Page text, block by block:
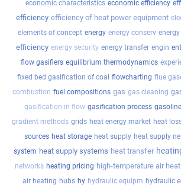
economic characteristics economic efficiency
efficiency efficiency of heat power equipment
elements of concept energy energy conserv
efficiency energy security energy transfer engin
flow gasifiers equilibrium thermodynamics
fixed bed gasification of coal flowcharting flue
combustion fuel compositions gas gas cleaning
gasification in flow gasification process gasoline
gradient methods grids heat energy market heat
sources heat storage heat supply heat supply
system heat supply systems heat transfer
networks heating pricing high-temperature air
air heating hubs hy hydraulic equipm hydraulic